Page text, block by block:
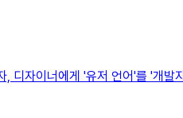
디자이너에게 '유저 언어'를 '개